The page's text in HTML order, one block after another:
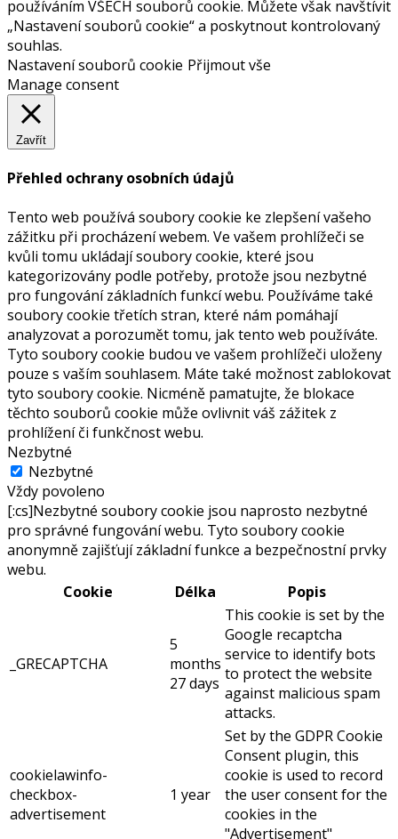
používáním VŠECH souborů cookie. Můžete však navštívit
„Nastavení souborů cookie“ a poskytnout kontrolovaný
souhlas.
Nastavení souborů cookie Přijmout vše
Manage consent
Zavřít
Přehled ochrany osobních údajů
Tento web používá soubory cookie ke zlepšení vašeho
zážitku při procházení webem. Ve vašem prohlížeči se
kvůli tomu ukládají soubory cookie, které jsou
kategorizovány podle potřeby, protože jsou nezbytné
pro fungování základních funkcí webu. Používáme také
soubory cookie třetích stran, které nám pomáhají
analyzovat a porozumět tomu, jak tento web používáte.
Tyto soubory cookie budou ve vašem prohlížeči uloženy
pouze s vaším souhlasem. Máte také možnost zablokovat
tyto soubory cookie. Nicméně pamatujte, že blokace
těchto souborů cookie může ovlivnit váš zážitek z
prohlížení či funkčnost webu.
Nezbytné
Nezbytné
Vždy povoleno
[:cs]Nezbytné soubory cookie jsou naprosto nezbytné
pro správné fungování webu. Tyto soubory cookie
anonymně zajišťují základní funkce a bezpečnostní prvky
webu.
Cookie
Délka Popis
_GRECAPTCHA
5
months
27 days
This cookie is set by the
Google recaptcha
service to identify bots
to protect the website
against malicious spam
attacks.
cookielawinfo-
checkbox-
advertisement
1 year
Set by the GDPR Cookie
Consent plugin, this
cookie is used to record
the user consent for the
cookies in the
"Advertisement"